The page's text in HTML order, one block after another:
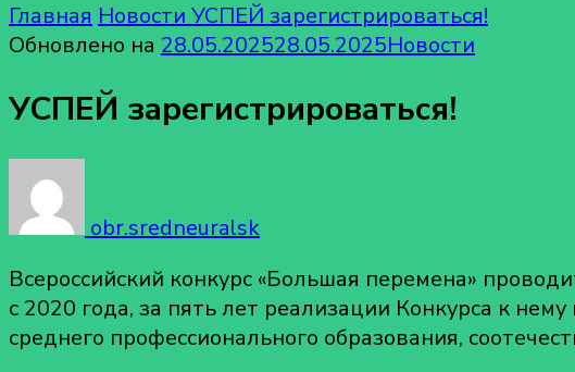
Главная Новости УСПЕЙ зарегистрироваться!
Обновлено на 28.05.202528.05.2025Новости
УСПЕЙ зарегистрироваться!
obr.sredneuralsk
Всероссийский конкурс «Большая перемена»
с 2020 года, за пять лет реализации Конкурса к
среднего профессионального образования,